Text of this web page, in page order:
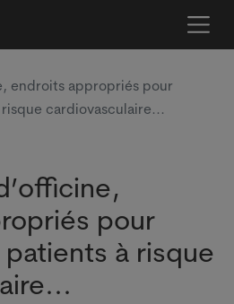
endroits appropriés pour
cardiovasculaire...
pour
à risque